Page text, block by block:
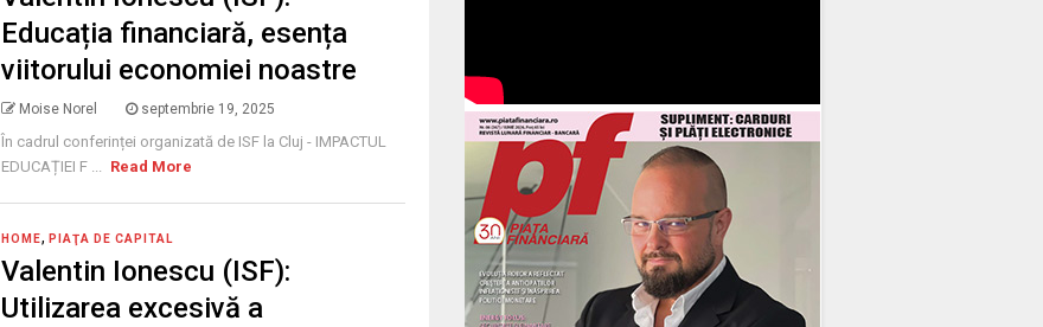
Educația financiară, esența
viitorului economiei noastre
Moise Norel septembrie 19, 2025
În cadrul conferinței organizată de ISF la Cluj - IMPACTUL
EDUCAȚIEI F ... Read More
HOME, PIAŢA DE CAPITAL
Valentin Ionescu (ISF):
Utilizarea excesivă a